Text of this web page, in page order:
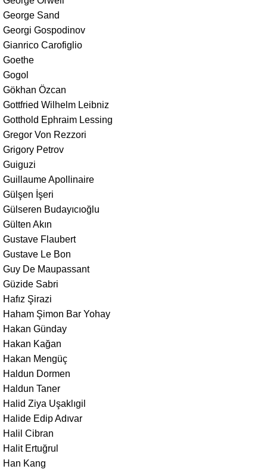
George Sand
Georgi Gospodinov
Gianrico Carofiglio
Goethe
Gogol
Gökhan Özcan
Gottfried Wilhelm Leibniz
Gotthold Ephraim Lessing
Gregor Von Rezzori
Grigory Petrov
Guiguzi
Guillaume Apollinaire
Gülşen İşeri
Gülseren Budayıcıoğlu
Gülten Akın
Gustave Flaubert
Gustave Le Bon
Guy De Maupassant
Güzide Sabri
Hafız Şirazi
Haham Şimon Bar Yohay
Hakan Günday
Hakan Kağan
Hakan Mengüç
Haldun Dormen
Haldun Taner
Halid Ziya Uşaklıgil
Halide Edip Adıvar
Halil Cibran
Halit Ertuğrul
Han Kang